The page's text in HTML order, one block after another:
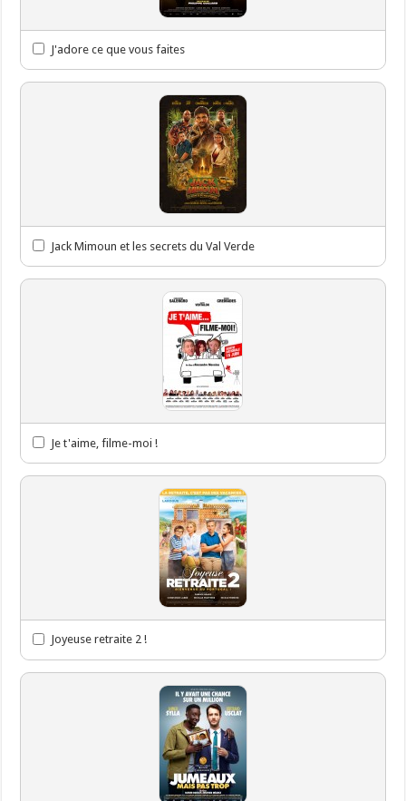
J'adore ce que vous faites
Jack Mimoun et les secrets du Val Verde
Je t'aime, filme-moi !
Joyeuse retraite 2 !